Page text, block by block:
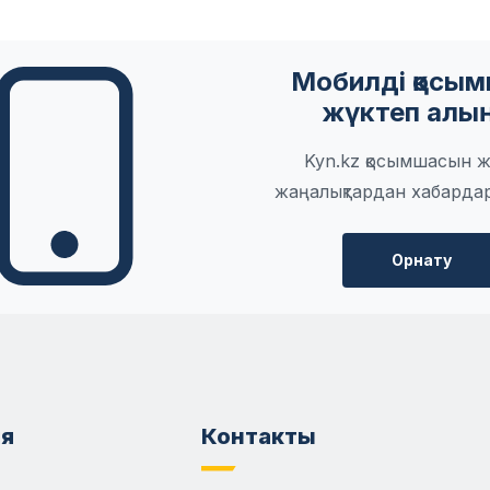
Мобилді
жүктеп
Kyn.kz қосымшасын
жаңалықтардан
Орнату
Контакты